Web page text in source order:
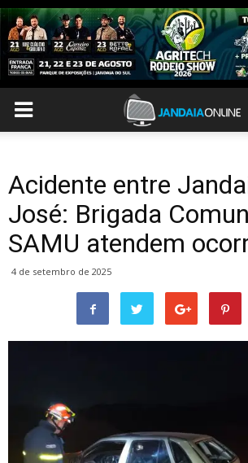
Acidente entre
José: Brigada
SAMU atendem
4 de setembro de 2025